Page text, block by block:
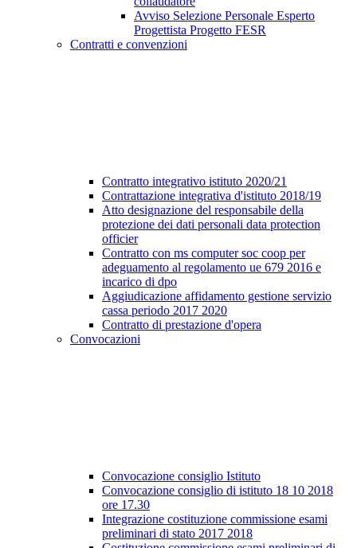
Avviso Selezione Personale Esperto
Progettista Progetto FESR
Contratti e convenzioni
Contratto integrativo istituto 2020/21
Contrattazione integrativa d'istituto 2018/19
Atto designazione del responsabile della
protezione dei dati personali data protection
officier
Contratto con ms computer soc coop per
adeguamento al regolamento ue 679 2016 e
incarico di dpo
Aggiudicazione affidamento gestione servizio
cassa periodo 2017 2020
Contratto di prestazione d'opera
Convocazioni
Convocazione consiglio Istituto
Convocazione consiglio di istituto 18 10 2018
ore 17.30
Integrazione costituzione commissione esami
preliminari di stato 2017 2018